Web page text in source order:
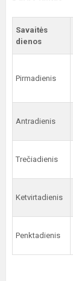
Savaitės
dienos
Pirmadienis
Antradienis
Trečiadienis
Ketvirtadienis
Penktadienis